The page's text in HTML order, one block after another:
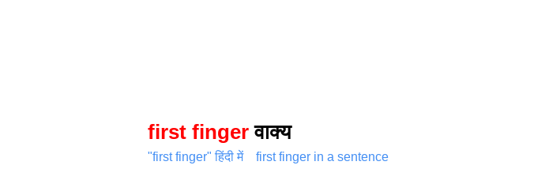
first finger वाक्य
"first finger" हिंदी में first finger in a sentence